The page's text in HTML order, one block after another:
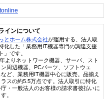
インについて
とホーム株式会社が運用する、法人取
化した「業務用IT機器専門の調達支援
」です。
よりネットワーク機器、サーバ、スト
周辺機器、PCパーツ、ソフトウェ
ど、業務用IT機器中心に販売。品揃え
スの約5.5万点です。法人取引に特化
・一般法人のお客様の請求書後払いに
。